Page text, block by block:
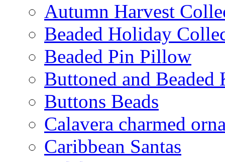
Autumn Harvest
Beaded Holiday
Beaded Pin Pillow
Buttoned and Beaded
Buttons Beads
Calavera charmed
Caribbean Santas